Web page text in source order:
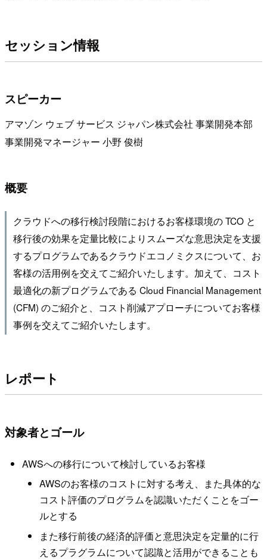
セッション情報
スピーカー
アマゾン ウェブ サービス ジャパン株式会社 事業開発本部
事業開発マネージャー 小野 俊樹
概要
クラウドへの移行検討段階におけるお客様環境の TCO と
移行後の効果を定量比較によりスムーズな意思決定を支援
するプログラムであるクラウドエコノミクスについて、お
客様の活用例を交えてご紹介いたします。加えて、コスト
最適化の新プログラムである Cloud Financial Management
(CFM) のご紹介と、コスト削減アプローチについてお客様
事例を交えてご紹介いたします。
レポート
対象者とゴール
AWSへの移行について検討しているお客様
AWSのお客様のコストに対する考え、また具体的な
コスト評価のプログラムを認識いただくことをゴー
ルとする
また移行前後の経済的評価と意思決定を定量的に行
えるプラグラムについて認識と活用ができることも